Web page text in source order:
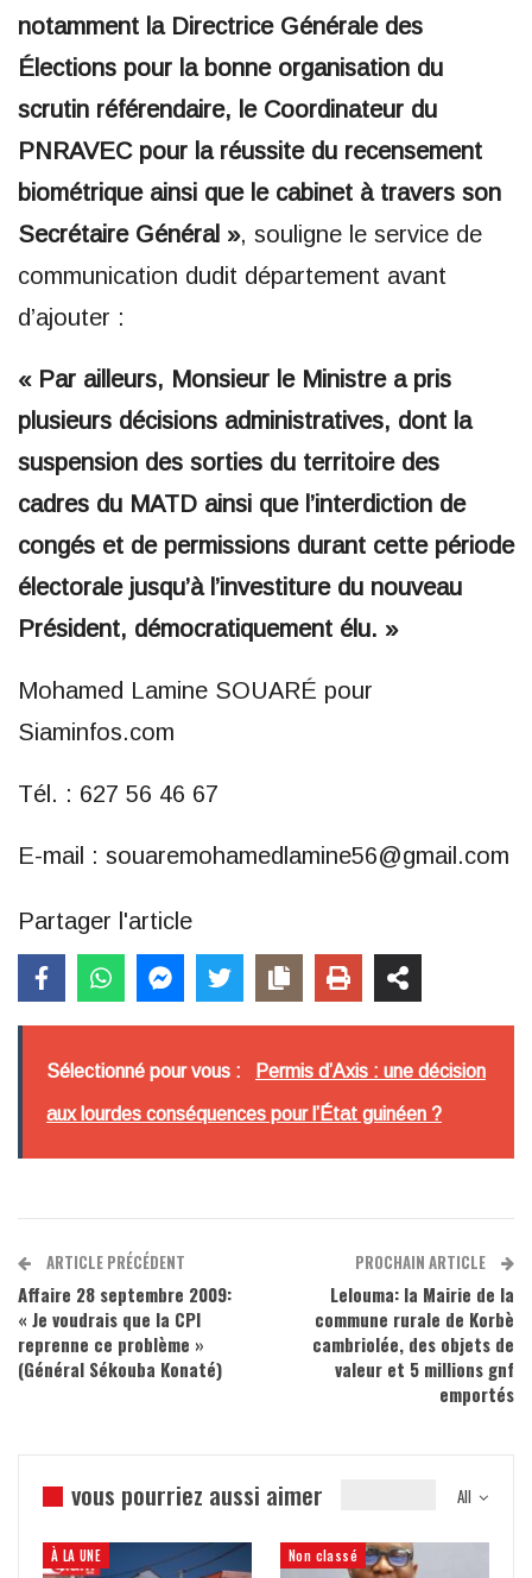
notamment la Directrice Générale des
Élections pour la bonne organisation du
scrutin référendaire, le Coordinateur du
PNRAVEC pour la réussite du recensement
biométrique ainsi que le cabinet à travers son
Secrétaire Général », souligne le service de
communication dudit département avant
d’ajouter :
« Par ailleurs, Monsieur le Ministre a pris
plusieurs décisions administratives, dont la
suspension des sorties du territoire des
cadres du MATD ainsi que l’interdiction de
congés et de permissions durant cette période
électorale jusqu’à l’investiture du nouveau
Président, démocratiquement élu. »
Mohamed Lamine SOUARÉ pour
Siaminfos.com
Tél. : 627 56 46 67
E-mail : souaremohamedlamine56@gmail.com
Partager l'article
Sélectionné pour vous : Permis d’Axis : une décision
aux lourdes conséquences pour l’État guinéen ?
ARTICLE PRÉCÉDENT
Affaire 28 septembre 2009:
« Je voudrais que la CPI
reprenne ce problème »
(Général Sékouba Konaté)
PROCHAIN ARTICLE
Lelouma: la Mairie de la
commune rurale de Korbè
cambriolée, des objets de
valeur et 5 millions gnf
emportés
All
vous pourriez aussi aimer
À LA UNE Non classé